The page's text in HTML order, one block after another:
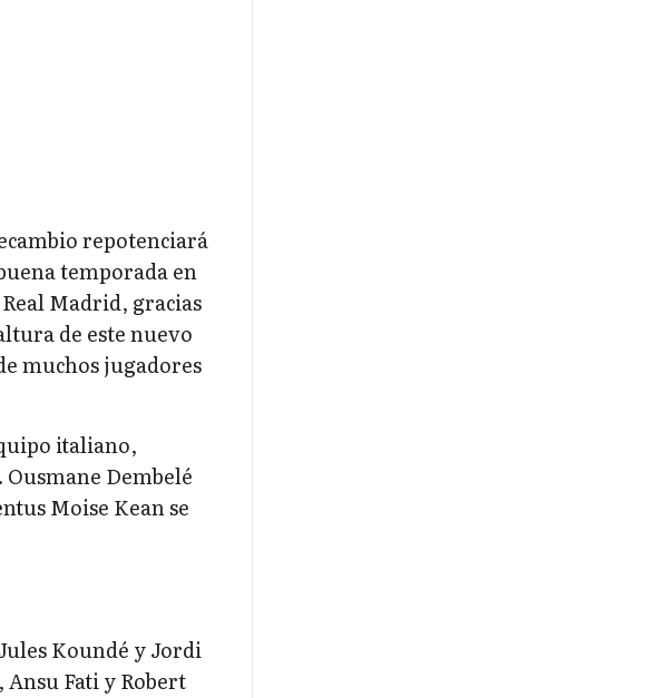
repotenciará
temporada en
Madrid, gracias
de este nuevo
muchos jugadores
italiano,
Dembelé
Moise Kean se
Koundé y Jordi
Fati y Robert